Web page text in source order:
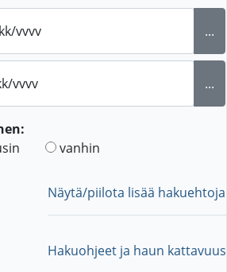
vvvv ...
vvvv ...
vanhin
Näytä/piilota lisää hakuehtoja
Hakuohjeet ja haun kattavuus